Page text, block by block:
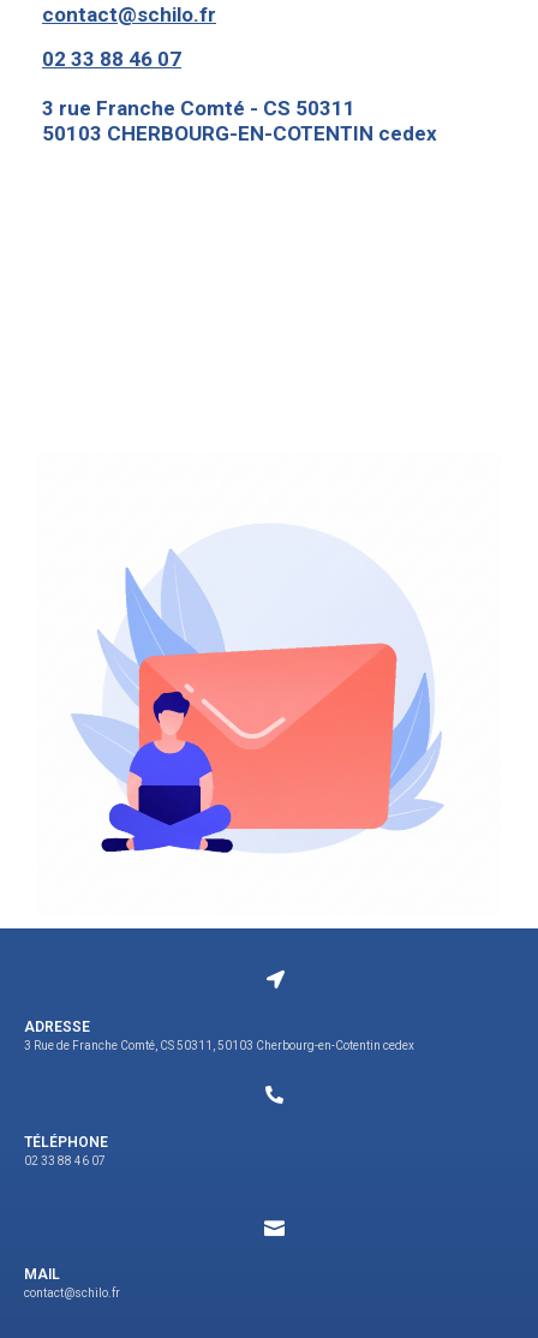
contact@schilo.fr
02 33 88 46 07
3 rue Franche Comté - CS 50311
50103 CHERBOURG-EN-COTENTIN cedex
ADRESSE
3 Rue de Franche Comté, CS 50311, 50103 Cherbourg-en-Cotentin cedex
TÉLÉPHONE
02 33 88 46 07
MAIL
contact@schilo.fr